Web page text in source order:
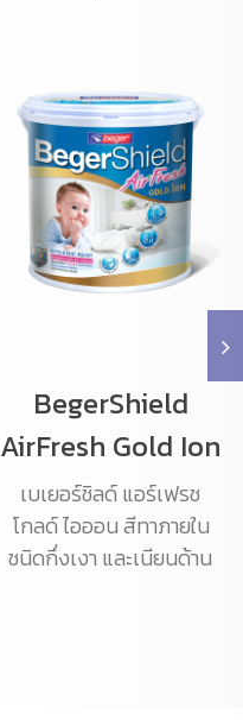
BegerShield
AirFresh Gold Ion
เบเยอร์ชิลด์ แอร์เฟรช
โกลด์ ไอออน สีทาภายใน
ชนิดกึ่งเงา และเนียนด้าน